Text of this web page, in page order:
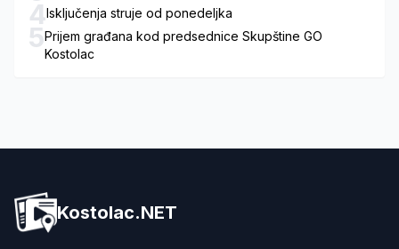
4Isključenja struje od ponedeljka
5Prijem građana kod predsednice Skupštine GO
Kostolac
Kostolac.NET